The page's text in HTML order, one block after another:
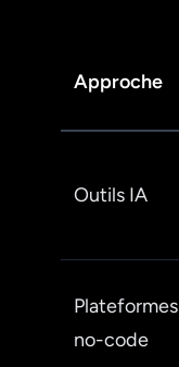
Approche
Outils IA
Plateformes
no-code